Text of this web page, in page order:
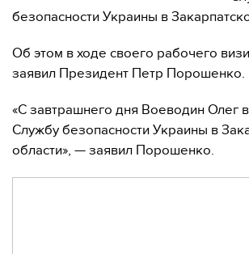
безопасности Украины в
Об этом в ходе своего рабочего
заявил Президент Петр Порошенко.
«С завтрашнего дня Воеводин Олег
Службу безопасности Украины в
области», — заявил Порошенко.